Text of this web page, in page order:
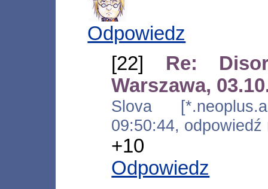
Odpowiedz
[22] Re:
Warszawa,
Slova
09:50:44,
+10
Odpowiedz